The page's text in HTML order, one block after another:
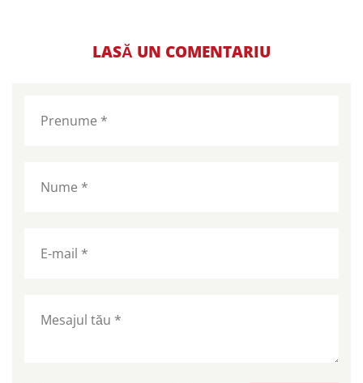
LASĂ UN COMENTARIU